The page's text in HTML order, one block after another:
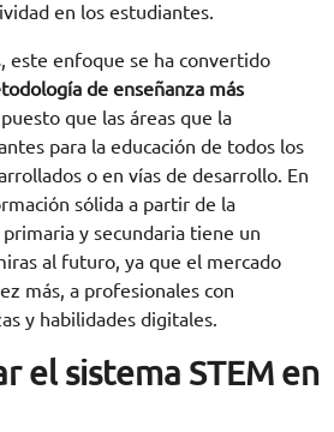
en los estudiantes.
este enfoque se ha convertido
de enseñanza más
que las áreas que la
para la educación de todos los
o en vías de desarrollo. En
sólida a partir de la
y secundaria tiene un
al futuro, ya que el mercado
más, a profesionales con
y habilidades digitales.
el sistema STEM en